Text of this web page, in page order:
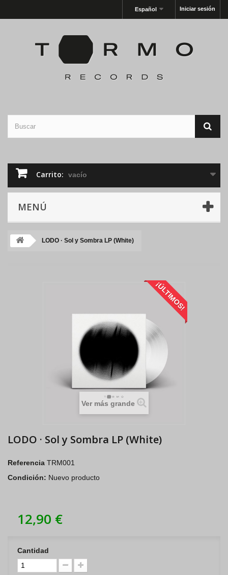
Iniciar sesión
Español
Carrito: vacío
MENÚ
LODO · Sol y Sombra LP (White)
¡ÚLTIMOS!
Ver más grande
LODO · Sol y Sombra LP (White)
Referencia TRM001
Condición: Nuevo producto
12,90 €
Cantidad